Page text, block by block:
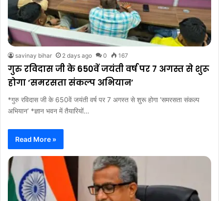
savinay bihar 2 days ago 0 167
गुरु रविदास जी के 650वें जयंती वर्ष पर 7 अगस्त से शुरू
होगा ‘समरसता संकल्प अभियान’
*गुरु रविदास जी के 650वें जयंती वर्ष पर 7 अगस्त से शुरू होगा ‘समरसता संकल्प
अभियान’ *ज्ञान भवन में तैयारियों…
Read More »